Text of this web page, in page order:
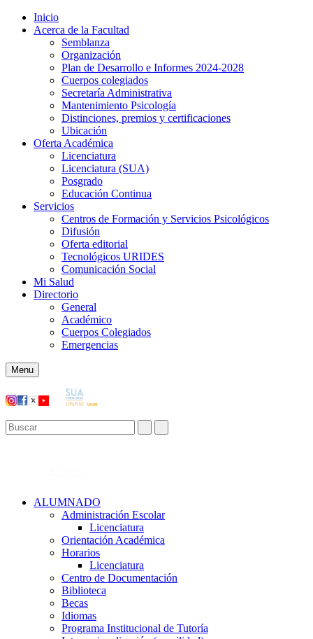
Inicio
Acerca de la Facultad
Semblanza
Organización
Plan de Desarrollo e Informes 2024-2028
Cuerpos colegiados
Secretaría Administrativa
Mantenimiento Psicología
Distinciones, premios y certificaciones
Ubicación
Oferta Académica
Licenciatura
Licenciatura (SUA)
Posgrado
Educación Continua
Servicios
Centros de Formación y Servicios Psicológicos
Difusión
Oferta editorial
Tecnológicos URIDES
Comunicación Social
Mi Salud
Directorio
General
Académico
Cuerpos Colegiados
Emergencias
Menu
ALUMNADO
Administración Escolar
Licenciatura
Orientación Académica​
Horarios
Licenciatura
Centro de Documentación
Biblioteca
Becas
Idiomas
Programa Institucional de Tutoría